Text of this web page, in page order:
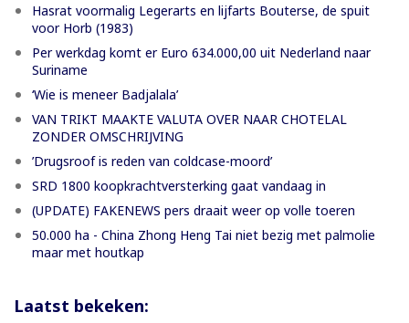
Hasrat voormalig Legerarts en lijfarts Bouterse, de spuit
voor Horb (1983)
Per werkdag komt er Euro 634.000,00 uit Nederland naar
Suriname
‘Wie is meneer Badjalala’
VAN TRIKT MAAKTE VALUTA OVER NAAR CHOTELAL
ZONDER OMSCHRIJVING
’Drugsroof is reden van coldcase-moord’
SRD 1800 koopkrachtversterking gaat vandaag in
(UPDATE) FAKENEWS pers draait weer op volle toeren
50.000 ha - China Zhong Heng Tai niet bezig met palmolie
maar met houtkap
Laatst bekeken: